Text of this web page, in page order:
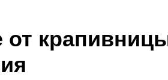
от